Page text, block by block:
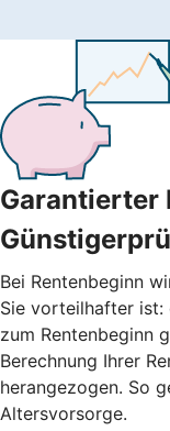
Garantierter
Bei Rentenbeginn
Sie vorteilhafter
zum Rentenbeginn
Berechnung Ihrer
herangezogen. So
Altersvorsorge.